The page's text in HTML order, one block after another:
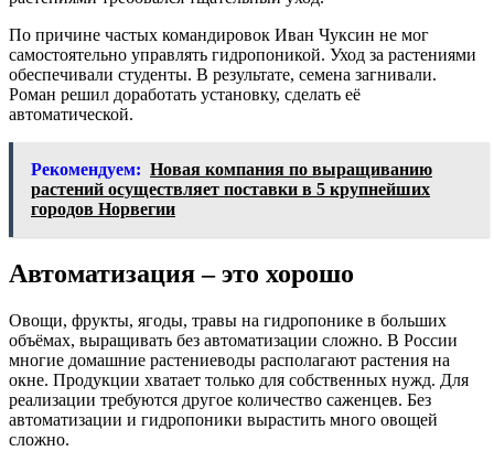
По причине частых командировок Иван Чуксин не мог
самостоятельно управлять гидропоникой. Уход за растениями
обеспечивали студенты. В результате, семена загнивали.
Роман решил доработать установку, сделать её
автоматической.
Рекомендуем: Новая компания по выращиванию
растений осуществляет поставки в 5 крупнейших
городов Норвегии
Автоматизация – это хорошо
Овощи, фрукты, ягоды, травы на гидропонике в больших
объёмах, выращивать без автоматизации сложно. В России
многие домашние растениеводы располагают растения на
окне. Продукции хватает только для собственных нужд. Для
реализации требуются другое количество саженцев. Без
автоматизации и гидропоники вырастить много овощей
сложно.